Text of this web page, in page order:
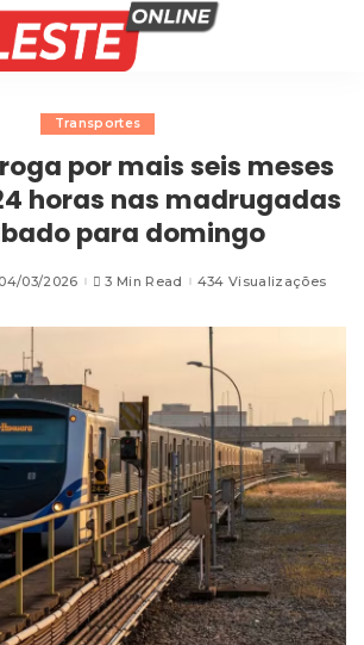
Transportes
por mais seis meses
horas nas madrugadas
para domingo
04/03/2026 3 Min Read 434 Visualizações